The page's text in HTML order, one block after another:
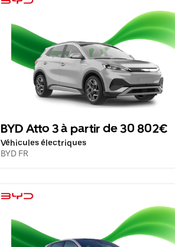
BYD Atto 3 à partir de 30 802€
Véhicules électriques
BYD FR